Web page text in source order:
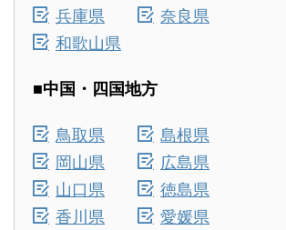
兵庫県
奈良県
和歌山県
■中国・四国地方
鳥取県
島根県
岡山県
広島県
山口県
徳島県
香川県
愛媛県